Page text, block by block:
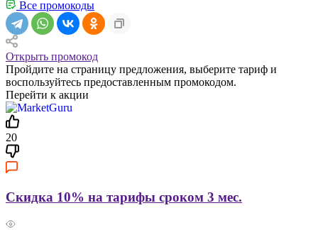
Все промокоды
Открыть промокод
Пройдите на страницу предложения, выберите тариф и
воспользуйтесь предоставленным промокодом.
Перейти к акции
20
Скидка 10% на тарифы сроком 3 мес.